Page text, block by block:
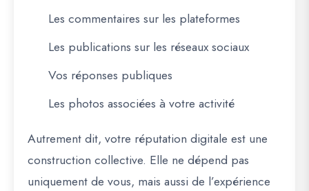
Les commentaires sur les plateformes
Les publications sur les réseaux sociaux
Vos réponses publiques
Les photos associées à votre activité
Autrement dit, votre réputation digitale est une
construction collective. Elle ne dépend pas
uniquement de vous, mais aussi de l’expérience